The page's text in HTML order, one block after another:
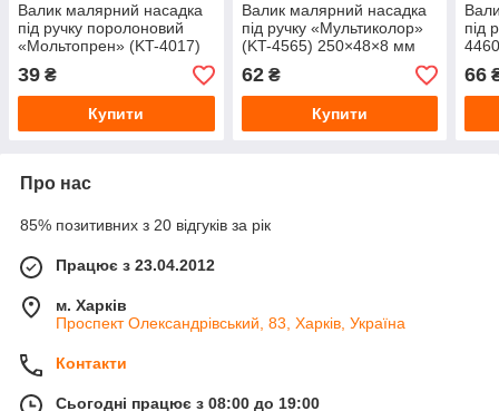
Валик малярний насадка
під ручку поролоновий
«Мольтопрен» (KT-4017)
180×50×6 мм
39 ₴
Купити
Валик малярний насадка
під ручку «Мультиколор»
(KT-4565) 250×48×8 мм
62₴
Купити
під
66
Про нас
85% позитивних з 20 відгуків за рік
Працює з 23.04.2012
м. Харків
Проспект Олександрівський, 83, Харків, Україна
Контакти
Сьогодні працює з 08:00 до 19:00